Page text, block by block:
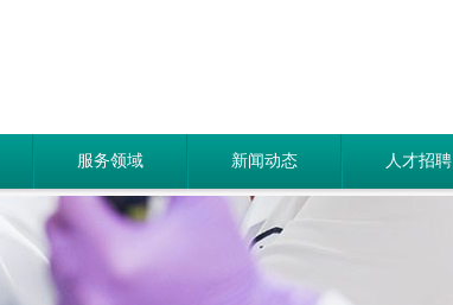
服务领域 新闻动态 人才招聘